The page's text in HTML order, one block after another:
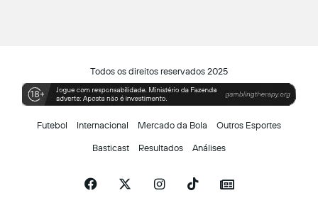
Todos os direitos reservados 2025
Futebol Internacional Mercado da Bola Outros Esportes
Basticast Resultados Análises
Facebook InstagramTikTokSiga-